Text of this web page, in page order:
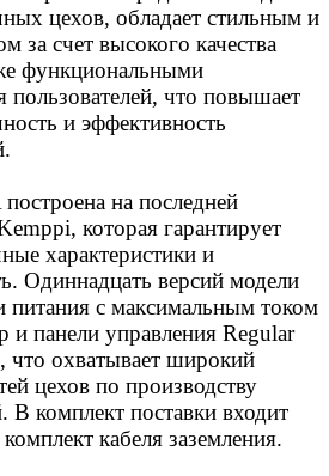
цехов, обладает стильным и
за счет высокого качества
функциональными
что повышает
и эффективность
на последней
которая гарантирует
характеристики и
Одиннадцать версий модели
питания с максимальным током
и панели управления Regular
охватывает широкий
цехов по производству
В комплект поставки входит
кабеля заземления.